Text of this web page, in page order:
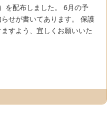
を配布しました。 6月の予
せが書いてあります。 保護
すよう、宜しくお願いいた